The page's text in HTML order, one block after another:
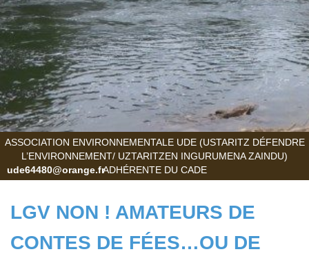
ASSOCIATION ENVIRONNEMENTALE UDE (USTARITZ DÉFENDRE
L’ENVIRONNEMENT/ UZTARITZEN INGURUMENA ZAINDU)
ADHÉRENTE DU CADE
ude64480@orange.fr
LGV NON ! AMATEURS DE
CONTES DE FÉES…OU DE